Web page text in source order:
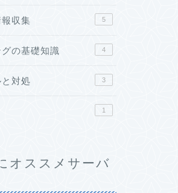
収集 5
の基礎知識 4
対処 3
1
オススメサーバ